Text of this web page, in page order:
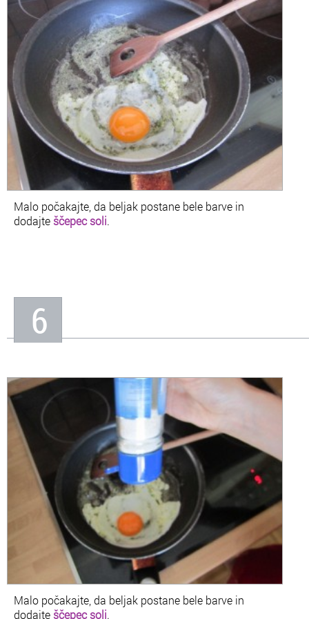
Malo počakajte, da beljak postane bele barve in
dodajte ščepec soli.
6
Malo počakajte, da beljak postane bele barve in
dodajte ščepec soli.